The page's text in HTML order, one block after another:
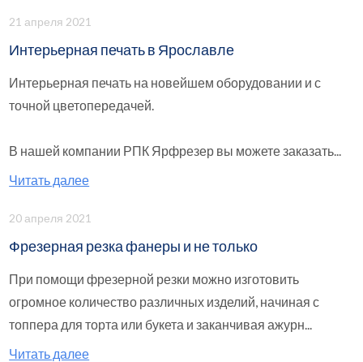
21 апреля 2021
Интерьерная печать в Ярославле
Интерьерная печать на новейшем оборудовании и с
точной цветопередачей.
В нашей компании РПК Ярфрезер вы можете заказать...
Читать далее
20 апреля 2021
Фрезерная резка фанеры и не только
При помощи фрезерной резки можно изготовить
огромное количество различных изделий, начиная с
топпера для торта или букета и заканчивая ажурн...
Читать далее